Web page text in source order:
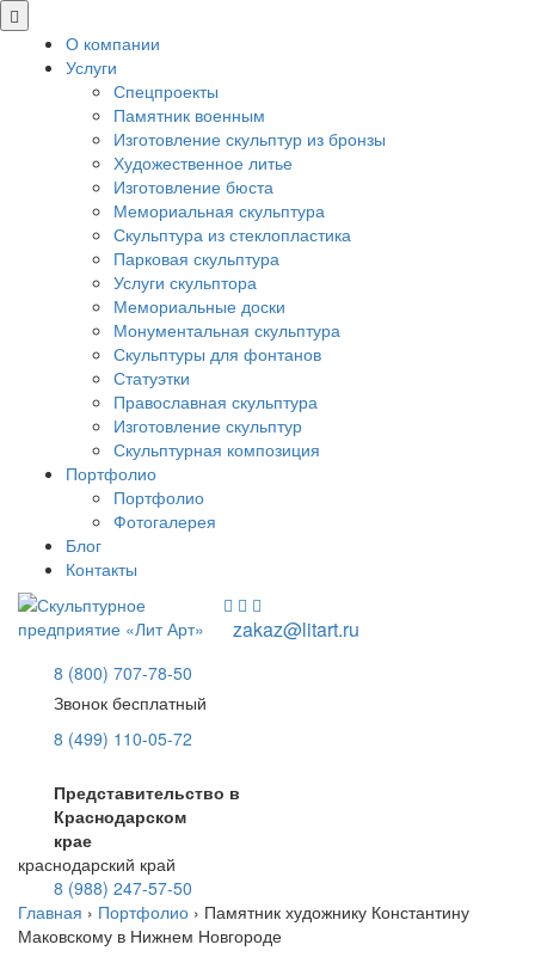
О компании
Услуги
Спецпроекты
Памятник военным
Изготовление скульптур из бронзы
Художественное литье
Изготовление бюста
Мемориальная скульптура
Скульптура из стеклопластика
Парковая скульптура
Услуги скульптора
Мемориальные доски
Монументальная скульптура
Скульптуры для фонтанов
Статуэтки
Православная скульптура
Изготовление скульптур
Скульптурная композиция
Портфолио
Портфолио
Фотогалерея
Блог
Контакты
zakaz@litart.ru
8 (800) 707-78-50
Звонок бесплатный
8 (499) 110-05-72
Представительство в
Краснодарском
крае
краснодарский край
8 (988) 247-57-50
Главная › Портфолио › Памятник художнику Константину
Маковскому в Нижнем Новгороде